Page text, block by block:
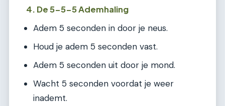
4. De 5-5-5 Ademhaling
Adem 5 seconden in door je neus.
Houd je adem 5 seconden vast.
Adem 5 seconden uit door je mond.
Wacht 5 seconden voordat je weer
inademt.